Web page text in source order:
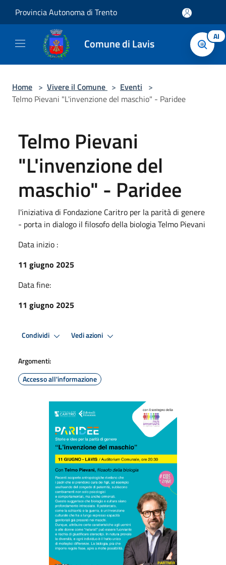
Provincia Autonoma di Trento
Comune di Lavis AI
Home > Vivere il Comune > Eventi >
Telmo Pievani "L'invenzione del maschio" - Paridee
Telmo Pievani
"L'invenzione del
maschio" - Paridee
l'iniziativa di Fondazione Caritro per la parità di genere
- porta in dialogo il filosofo della biologia Telmo Pievani
Data inizio :
11 giugno 2025
Data fine:
11 giugno 2025
Condividi Vedi azioni
Argomenti:
Accesso all'informazione